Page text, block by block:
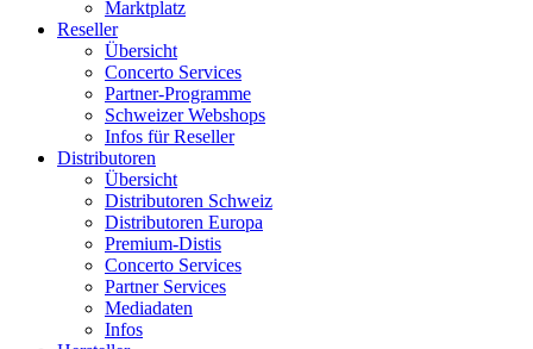
Marktplatz
Reseller
Übersicht
Concerto Services
Partner-Programme
Schweizer Webshops
Infos für Reseller
Distributoren
Übersicht
Distributoren Schweiz
Distributoren Europa
Premium-Distis
Concerto Services
Partner Services
Mediadaten
Infos